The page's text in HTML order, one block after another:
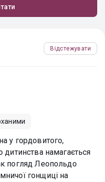
Відстежувати
у гордовитого,
дитинства намагається
погляд Леопольдо
гонщиці на